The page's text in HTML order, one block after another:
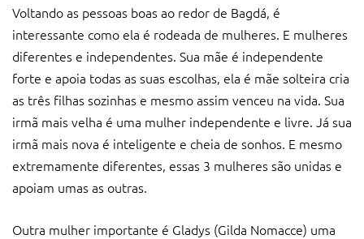
Voltando as pessoas boas ao redor de Bagdá, é
interessante como ela é rodeada de mulheres. E mulheres
diferentes e independentes. Sua mãe é independente
forte e apoia todas as suas escolhas, ela é mãe solteira cria
as três filhas sozinhas e mesmo assim venceu na vida. Sua
irmã mais velha é uma mulher independente e livre. Já sua
irmã mais nova é inteligente e cheia de sonhos. E mesmo
extremamente diferentes, essas 3 mulheres são unidas e
apoiam umas as outras.
Outra mulher importante é Gladys (Gilda Nomacce) uma